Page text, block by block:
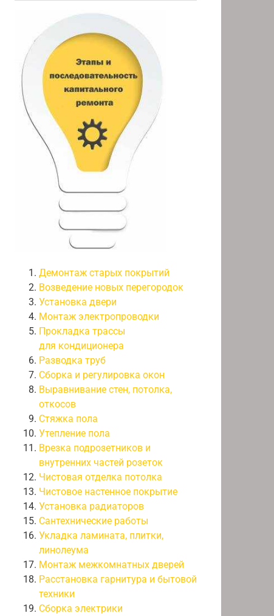
Демонтаж старых покрытий
Возведение новых перегородок
Установка двери
Монтаж электропроводки
Прокладка трассы
для кондиционера
Разводка труб
Сборка и регулировка окон
Выравнивание стен, потолка,
откосов
Стяжка пола
Утепление пола
Врезка подрозетников и
внутренних частей розеток
Чистовая отделка потолка
Чистовое настенное покрытие
Установка радиаторов
Сантехнические работы
Укладка ламината, плитки,
линолеума
Монтаж межкомнатных дверей
Расстановка гарнитура и бытовой
техники
Сборка электрики